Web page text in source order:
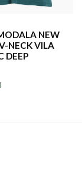
NEW
NECK VILA
DEEP